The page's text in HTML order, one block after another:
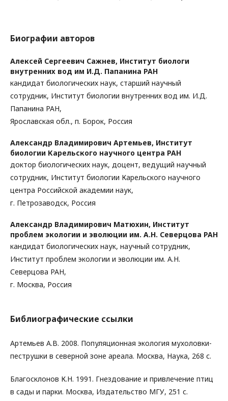
Биографии авторов
Алексей Сергеевич Сажнев, Институт биологи
внутренних вод им И.Д. Папанина РАН
кандидат биологических наук, старший научный
сотрудник, Институт биологии внутренних вод им. И.Д.
Папанина РАН,
Ярославская обл., п. Борок, Россия
Александр Владимирович Артемьев, Институт
биологии Карельского научного центра РАН
доктор биологических наук, доцент, ведущий научный
сотрудник, Институт биологии Карельского научного
центра Российской академии наук,
г. Петрозаводск, Россия
Александр Владимирович Матюхин, Институт
проблем экологии и эволюции им. А.Н. Северцова РАН
кандидат биологических наук, научный сотрудник,
Институт проблем экологии и эволюции им. А.Н.
Северцова РАН,
г. Москва, Россия
Библиографические ссылки
Артемьев А.В. 2008. Популяционная экология мухоловки-
пеструшки в северной зоне ареала. Москва, Наука, 268 с.
Благосклонов К.Н. 1991. Гнездование и привлечение птиц
в сады и парки. Москва, Издательство МГУ, 251 с.